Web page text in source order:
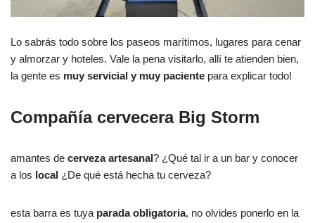
Lo sabrás todo sobre los paseos marítimos, lugares para cenar
y almorzar y hoteles. Vale la pena visitarlo, allí te atienden bien,
la gente es muy servicial y muy paciente para explicar todo!
Compañía cervecera Big Storm
amantes de cerveza artesanal? ¿Qué tal ir a un bar y conocer
a los local ¿De qué está hecha tu cerveza?
esta barra es tuya parada obligatoria, no olvides ponerlo en la